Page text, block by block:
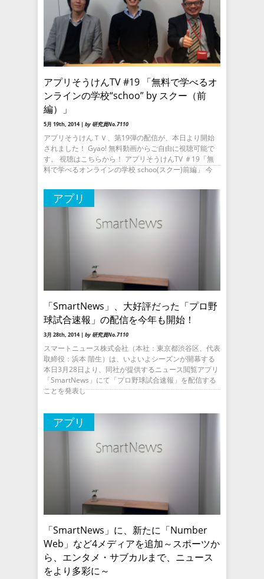
アプリそうけんTV #19 「無料で学べるオ
ンラインの学校“schoo” by スクー（前
編）」
5月 19th, 2014 | by 研究員No.7110
アプリそうけんＴＶ、第19弾の配信が、本日より開始
されました！ Gyao! 無料動画からご自由に視聴可能で
す。 視聴はこちらから！ アプリそうけんTV ＃19「無
料で学べるオンラインの学校 schoo(スクー)前編」 今
アプリ
「SmartNews」、大好評だった「プロ野
球試合速報」の配信を今年も開始！
3月 28th, 2014 | by 研究員No.7110
スマートニュース株式会社（本社：東京都渋谷区、代表
取締役：浜本 階生）は、いよいよシーズンが開幕する
本日3月28日より、同社が提供するニュース閲覧アプリ
「SmartNews」にて「プロ野球試合速報」を配信する
ことを発表し
アプリ
「SmartNews」に、新たに「Number
Web」など4メディアを追加～スポーツか
ら、エンタメ・サブカルまで、ニュース
をより多彩に～